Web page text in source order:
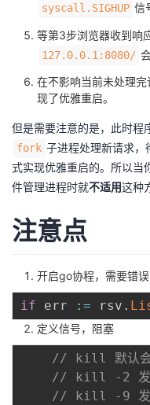
syscall.SIGHUP 信
等第3步浏览器收到响
127.0.0.1:8080/
在不影响当前未处理
现了优雅重启。
但是需要注意的是，此时程
fork 子进程处理新请求，
式实现优雅重启的。所以当
件管理进程时就不适用这种
注意点
开启go协程，需要错
if err := rsv .
定义信号，阻塞
// kill 默认会
// kill -2 发送
// kill -9 发送